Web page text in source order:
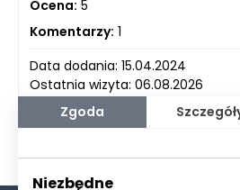
Ocena: 5
Komentarzy: 1
Data dodania: 15.04.2024
Ostatnia wizyta: 06.08.2026
Zgoda
Niezbędne